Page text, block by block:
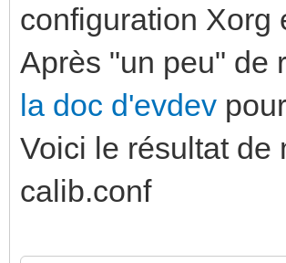
configuration Xorg
Après "un peu" de
la doc d'evdev
Voici le résultat de
calib.conf